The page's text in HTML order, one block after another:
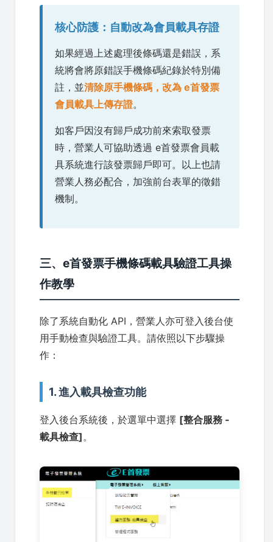
核心防護：自動改為會員載具存證
如果經過上述處理後條碼還是錯誤，系
統將會將原錯誤手機條碼紀錄於特別備
註，並清除原手機條碼，改為 e首發票
會員載具上傳存證。
如客戶因沒有歸戶成功前來索取發票
時，營業人可協助透過 e首發票會員載
具系統進行該發票歸戶即可。以上也請
營業人務必配合，加強前台表單的徵錯
機制。
三、e首發票手機條碼載具驗證工具操
作教學
除了系統自動化 API，營業人亦可登入後台使
用手動檢查與驗證工具。請依照以下步驟操
作：
1. 進入載具檢查功能
登入後台系統後，於選單中選擇 [整合服務 -
載具檢查]。